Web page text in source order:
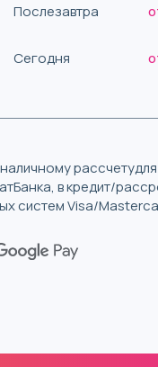
Послезавтра
Сегодня
в кредит/
систем Visa/